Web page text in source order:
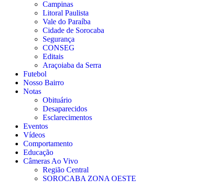
Campinas
Litoral Paulista
Vale do Paraíba
Cidade de Sorocaba
Segurança
CONSEG
Editais
Araçoiaba da Serra
Futebol
Nosso Bairro
Notas
Obituário
Desaparecidos
Esclarecimentos
Eventos
Vídeos
Comportamento
Educação
Câmeras Ao Vivo
Região Central
SOROCABA ZONA OESTE